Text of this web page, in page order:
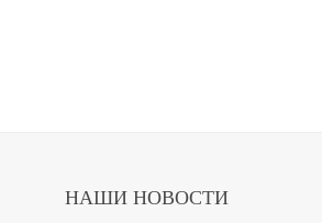
НАШИ НОВОСТИ